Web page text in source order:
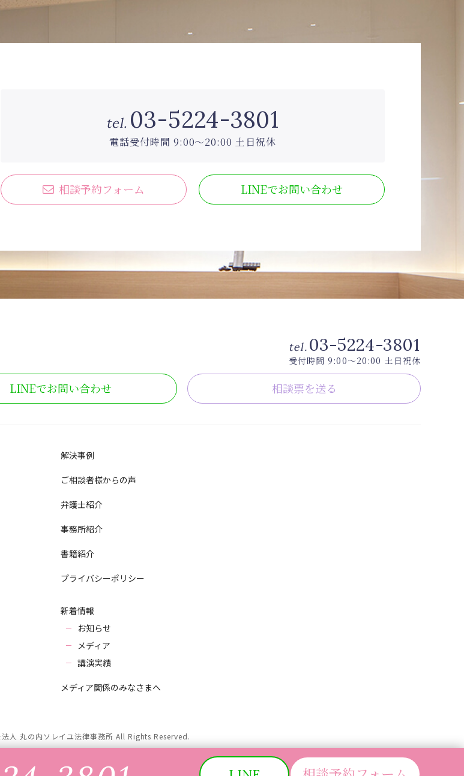
tel. 03-5224-3801
電話受付時間 9:00〜20:00 土日祝休
相談予約フォーム LINEでお問い合わせ
tel. 03-5224-3801
受付時間 9:00〜20:00 土日祝休
LINEでお問い合わせ 相談票を送る
解決事例
ご相談者様からの声
弁護士紹介
事務所紹介
書籍紹介
プライバシーポリシー
新着情報
お知らせ
メディア
講演実績
メディア関係のみなさまへ
人 丸の内ソレイユ法律事務所 All Rights Reserved.